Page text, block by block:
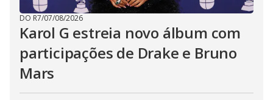
DO R7/07/08/2026
Karol G estreia novo álbum com
participações de Drake e Bruno
Mars